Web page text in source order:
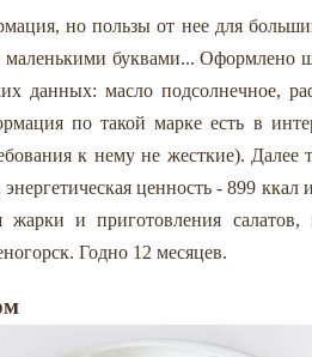
но пользы от нее для
маленькими буквами... Оформлено
данных: масло подсолнечное,
по такой марке есть в
к нему не жесткие).
ценность - 899
жарки и приготовления
Годно 12 месяцев.